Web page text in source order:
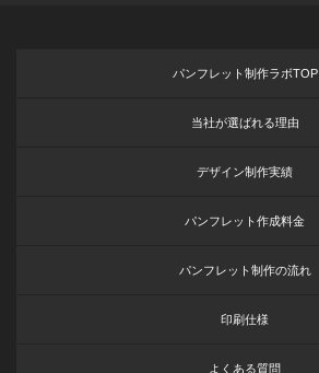
パンフレット制作ラボTOP
当社が選ばれる理由
デザイン制作実績
パンフレット作成料金
パンフレット制作の流れ
印刷仕様
よくある質問